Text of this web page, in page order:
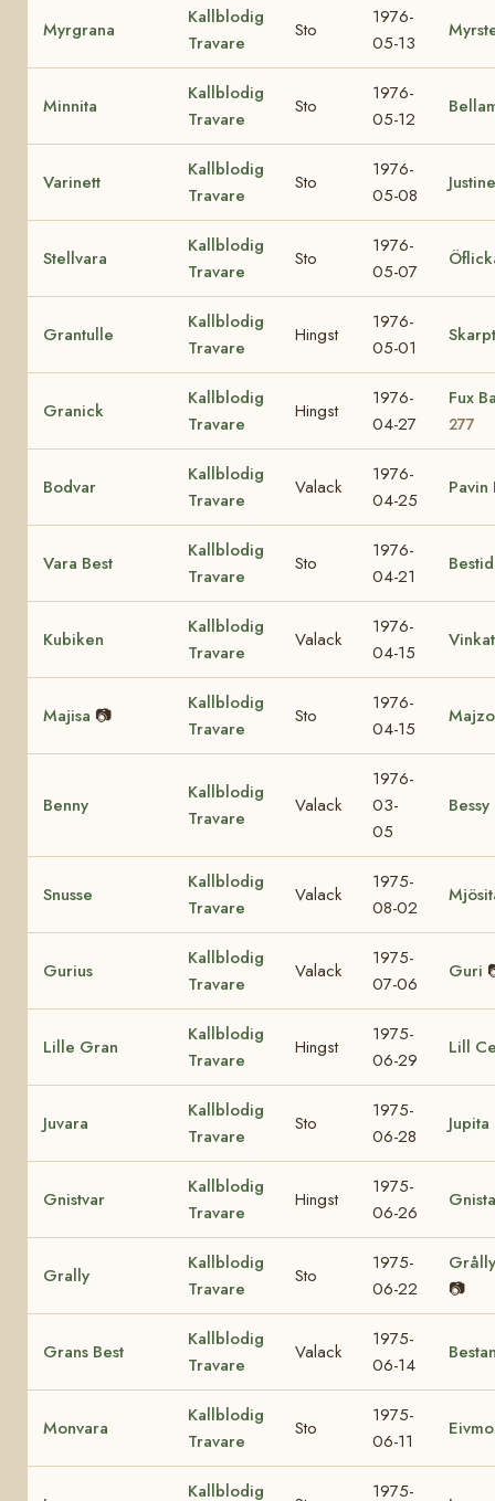
Myrgrana
Kallblodig
Travare
Sto
1976-
05-13
Minnita
Kallblodig
Travare
Sto
1976-
05-12
Varinett
Kallblodig
Travare
Sto
1976-
05-08
Stellvara
Kallblodig
Travare
Sto
1976-
05-07
Grantulle
Kallblodig
Travare
Hingst
1976-
05-01
Granick
Kallblodig
Travare
Hingst
1976-
04-27
Fux
277
Bodvar
Kallblodig
Travare
Valack
1976-
04-25
Pavin
Vara Best
Kallblodig
Travare
Sto
1976-
04-21
Kubiken
Kallblodig
Travare
Valack
1976-
04-15
Majisa 📷
Kallblodig
Travare
Sto
1976-
04-15
Benny
Kallblodig
Travare
Valack
1976-
03-
05
Bessy
Snusse
Kallblodig
Travare
Valack
1975-
08-02
Gurius
Kallblodig
Travare
Valack
1975-
07-06
Guri
Lille Gran
Kallblodig
Travare
Hingst
1975-
06-29
Lill
Juvara
Kallblodig
Travare
Sto
1975-
06-28
Jupita
Gnistvar
Kallblodig
Travare
Hingst
1975-
06-26
Grally
Kallblodig
Travare
Sto
1975-
06-22
📷
Grans Best
Kallblodig
Travare
Valack
1975-
06-14
Monvara
Kallblodig
Travare
Sto
1975-
06-11
Kallblodig 1975-